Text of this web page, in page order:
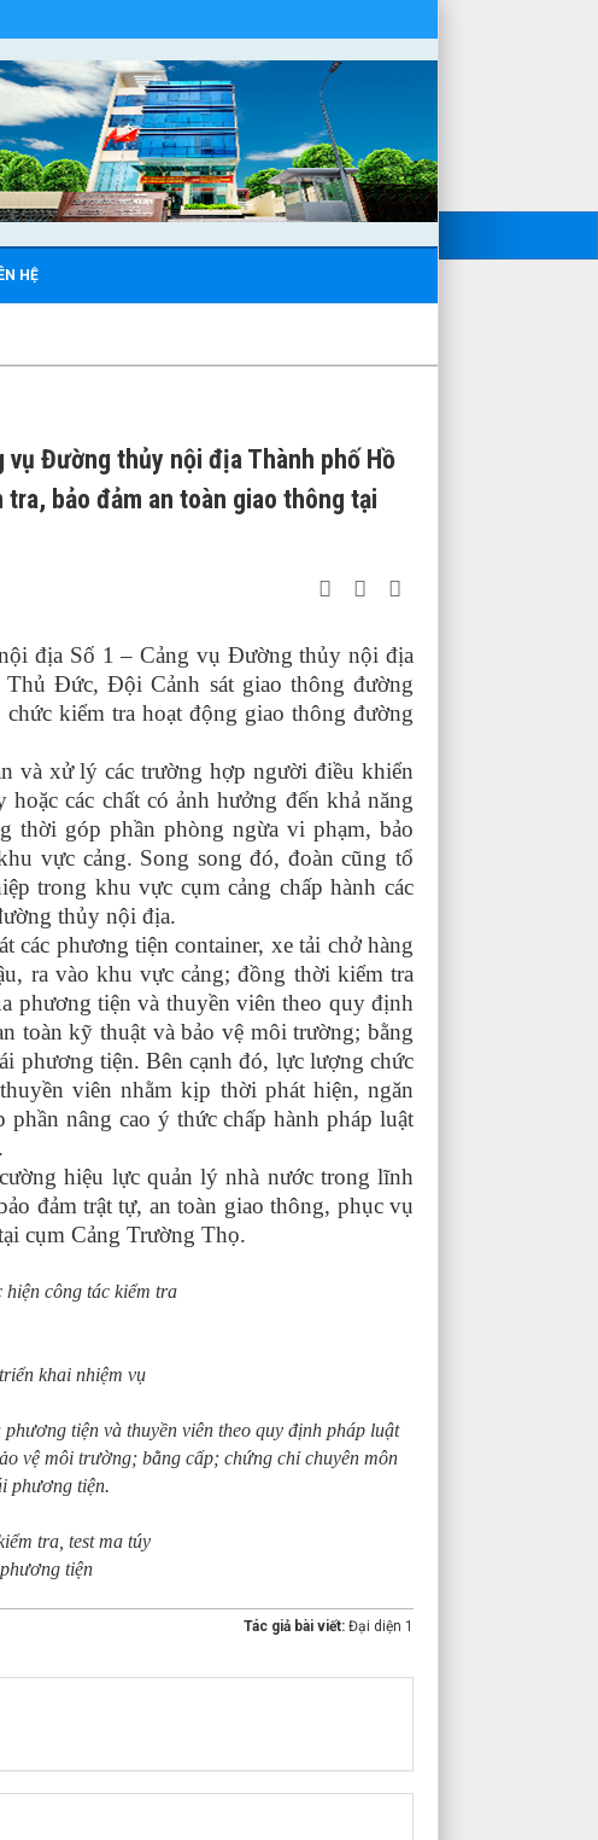
HỆ
Đường thủy nội địa Thành phố Hồ
bảo đảm an toàn giao thông tại
địa Số 1– Cảng vụ Đường thủy nội địa
Thủ Đức, Đội Cảnh sát giao thông đường
chức kiểm tra hoạt động giao thông đường
và xử lý các trường hợp người điều khiển
các chất có ảnh hưởng đến khả năng
thời góp phần phòng ngừa vi phạm, bảo
vực cảng. Song song đó, đoàn cũng tổ
trong khu vực cụm cảng chấp hành các
thủy nội địa.
các phương tiện container, xe tải chở hàng
ra vào khu vực cảng; đồng thời kiểm tra
phương tiện và thuyền viên theo quy định
toàn kỹ thuật và bảo vệ môi trường; bằng
phương tiện.Bên cạnh đó, lực lượng chức
viên nhằm kịp thời phát hiện, ngăn
nâng cao ý thức chấp hành pháp luật
hiệu lực quản lý nhà nước trong lĩnh
đảm trật tự, an toàn giao thông, phục vụ
cụm Cảng Trường Thọ.
công tác kiểm tra
khai nhiệm vụ
tiện và thuyền viên theo quy định pháp luật
vệ môi trường; bằng cấp; chứng chỉ chuyên môn
phương tiện.
tra, test ma túy
tiện
Tác giả bài viết: Đại diện 1